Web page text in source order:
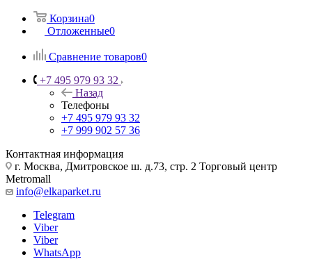
Корзина0
Отложенные0
Сравнение товаров0
+7 495 979 93 32
Назад
Телефоны
+7 495 979 93 32
+7 999 902 57 36
Контактная информация
г. Москва, Дмитровское ш. д.73, стр. 2 Торговый центр
Metromall
info@elkaparket.ru
Telegram
Viber
Viber
WhatsApp